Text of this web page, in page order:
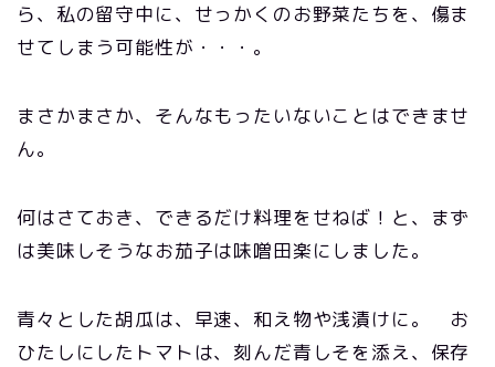
ら、私の留守中に、せっかくのお野菜たちを、傷ま
せてしまう可能性が・・・。
まさかまさか、そんなもったいないことはできませ
ん。
何はさておき、できるだけ料理をせねば！と、まず
は美味しそうなお茄子は味噌田楽にしました。
青々とした胡瓜は、早速、和え物や浅漬けに。 お
ひたしにしたトマトは、刻んだ青しそを添え、保存